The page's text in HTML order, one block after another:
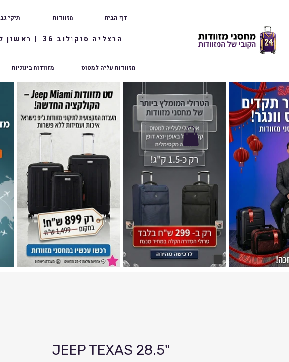
הרצליה סוקולוב 36 | ראשון לציון הרצל 47 | פתח תקווה אשכנזי 1
תיקי גב מזוודות דף הבית
מזוודות בינוניות מזוודות עליה למטוס
JEEP TEXAS 28.5"